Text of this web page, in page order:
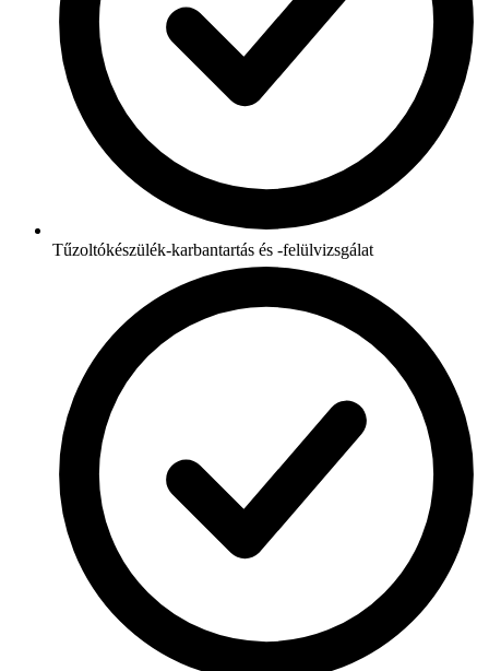
Tűzoltókészülék-karbantartás és -felülvizsgálat